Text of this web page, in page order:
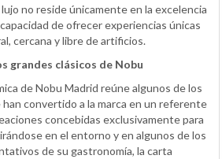
no reside únicamente en la excelencia
de ofrecer experiencias únicas
cercana y libre de artificios.
grandes clásicos de Nobu
de Nobu Madrid reúne algunos de los
convertido a la marca en un referente
concebidas exclusivamente para
en el entorno y en algunos de los
de su gastronomía, la carta